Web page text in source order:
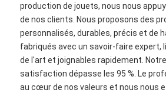
production de jouets, nous nous
de nos clients. Nous proposons des
personnalisés, durables, précis et de
fabriqués avec un savoir-faire expert,
de l'art et joignables rapidement.
satisfaction dépasse les 95 %. Le
au cœur de nos valeurs et nous nous